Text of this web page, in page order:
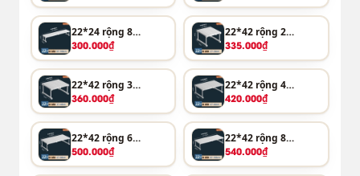
22*24 rộng 87-108cm
300.000₫
22*42 rộng 27-38cm
335.000₫
22*42 rộng 37-48cm
360.000₫
22*42 rộng 47-68cm
420.000₫
22*42 rộng 67-88cm
500.000₫
22*42 rộng 87-108cm
540.000₫